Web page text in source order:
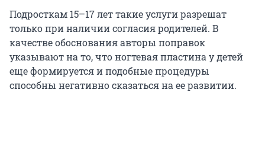
Подросткам 15–17 лет такие услуги разрешат
только при наличии согласия родителей. В
качестве обоснования авторы поправок
указывают на то, что ногтевая пластина у детей
еще формируется и подобные процедуры
способны негативно сказаться на ее развитии.